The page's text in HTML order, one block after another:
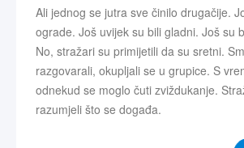
Ali jednog se jutra sve činilo drugačije.
ograde. Još uvijek su bili gladni. Još su
No, stražari su primijetili da su sretni.
razgovarali, okupljali se u grupice. S
odnekud se moglo čuti zviždukanje.
razumjeli što se događa.